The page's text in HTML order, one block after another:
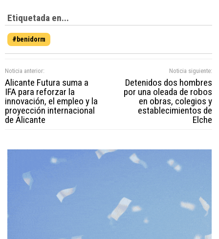
Etiquetada en...
#benidorm
Noticia anterior:
Alicante Futura suma a
IFA para reforzar la
innovación, el empleo y la
proyección internacional
de Alicante
Noticia siguiente:
Detenidos dos hombres
por una oleada de robos
en obras, colegios y
establecimientos de
Elche